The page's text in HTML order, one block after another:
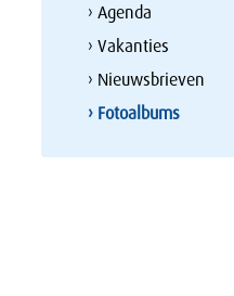
› Agenda
› Vakanties
› Nieuwsbrieven
› Fotoalbums